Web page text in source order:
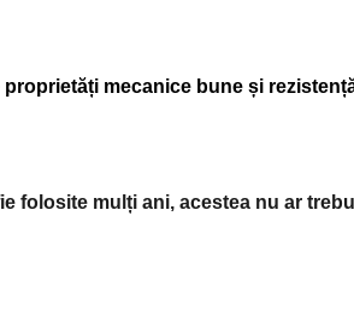
mecanice bune și
folosite mulți ani, acestea nu ar